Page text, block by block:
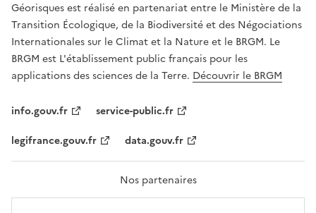
T
É
,
É
G
A
L
F
A
T
R
Géorisques est réalisé en partenariat entre le Ministère de la
Transition Écologique, de la Biodiversité et des Négociations
Internationales sur le Climat et la Nature et le BRGM. Le
BRGM est L'établissement public français pour les
applications des sciences de la Terre. Découvrir le BRGM
info.gouv.fr
service-public.fr
legifrance.gouv.fr
data.gouv.fr
Nos partenaires